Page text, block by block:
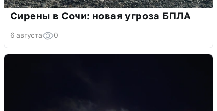
Сирены в Сочи: новая угроза БПЛА
6 августа 0